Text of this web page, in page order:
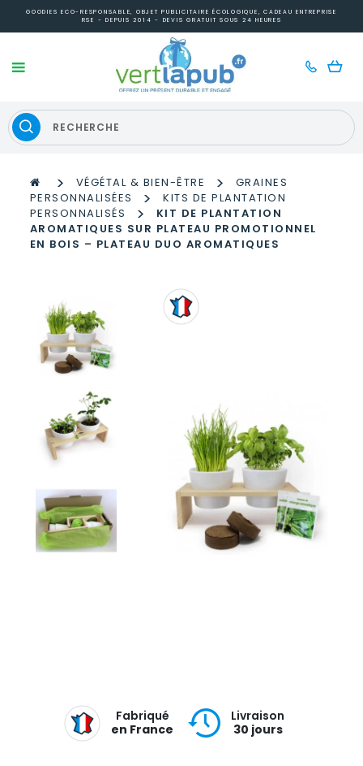
GOODIES ECO-RESPONSABLE, OBJET PUBLICITAIRE ÉCOLOGIQUE, CADEAU ENTREPRISE
RSE - DEPUIS 2014 - DEVIS GRATUIT SOUS 24 HEURES
> VÉGÉTAL & BIEN-ÊTRE >
GRAINES
PERSONNALISÉES
>
KITS DE PLANTATION
PERSONNALISÉS
>
KIT DE PLANTATION
AROMATIQUES SUR PLATEAU PROMOTIONNEL
EN BOIS – PLATEAU DUO AROMATIQUES
Fabriqué
en France
Livraison
30 jours